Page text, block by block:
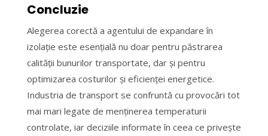
Concluzie
Alegerea corectă a agentului de expandare în
izolație este esențială nu doar pentru păstrarea
calității bunurilor transportate, dar și pentru
optimizarea costurilor și eficienței energetice.
Industria de transport se confruntă cu provocări tot
mai mari legate de menținerea temperaturii
controlate, iar deciziile informate în ceea ce privește